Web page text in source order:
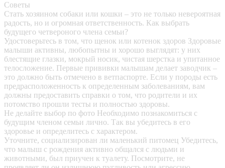
Советы
Стать хозяином собаки или кошки – это не только невероятная
радость, но и огромная ответственность. Как выбрать
будущего четвероного члена семьи?
Удостоверьтесь в том, что щенок или котенок здоров Здоровые
малыши активны, любопытны и хорошо выглядят: у них
блестящие глазки, мокрый носик, чистая шерстка и упитанное
телосложение. Первые прививки малышам делает заводчик –
это должно быть отмечено в ветпаспорте. Если у породы есть
предрасположенность к определенным заболеваниям, вам
должны предоставить справки о том, что родители и их
потомство прошли тесты и полностью здоровы.
Не делайте выбор по фото Необходимо познакомиться с
будущим членом семьи лично. Так вы убедитесь в его
здоровье и определитесь с характером.
Уточните, социализирован ли маленький питомец Убедитесь,
что малыш с рождения активно общался с людьми и
животными, был приучен к туалету. Посмотрите, не